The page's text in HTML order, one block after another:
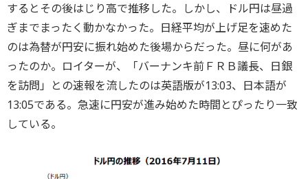
するとその後はじり高で推移した。しかし、ドル円は昼過
ぎまでまったく動かなかった。日経平均が上げ足を速めた
のは為替が円安に振れ始めた後場からだった。昼に何があ
ったのか。ロイターが、「バーナンキ前ＦＲＢ議長、日銀
を訪問」との速報を流したのは英語版が13:03、日本語が
13:05である。急速に円安が進み始めた時間とぴったり一致
している。